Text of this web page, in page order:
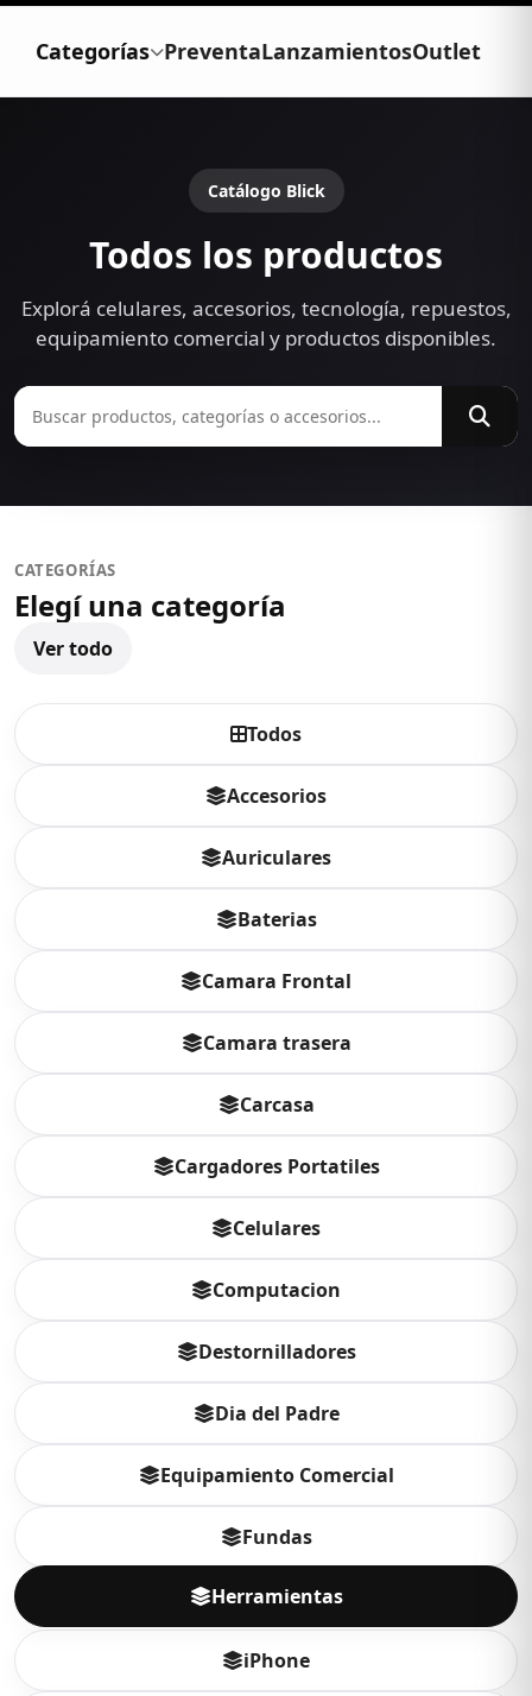
Categorías PreventaLanzamientosOutlet
Catálogo Blick
Todos los productos
Explorá celulares, accesorios, tecnología, repuestos,
equipamiento comercial y productos disponibles.
CATEGORÍAS
Elegí una categoría
Ver todo
Todos
Accesorios
Auriculares
Baterias
Camara Frontal
Camara trasera
Carcasa
Cargadores Portatiles
Celulares
Computacion
Destornilladores
Dia del Padre
Equipamiento Comercial
Fundas
Herramientas
iPhone